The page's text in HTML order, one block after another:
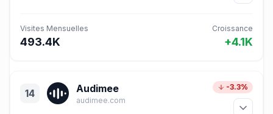
Visites Mensuelles
493.4K
Croissance
+4.1K
14 Audimee
audimee.com
-3.3%